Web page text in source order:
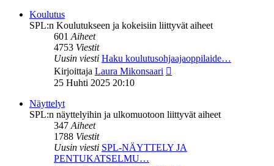
Koulutus
SPL:n Koulutukseen ja kokeisiin liittyvät aiheet
601Aiheet
4753 Viestit
Uusin viesti Haku koulutusohjaajaoppilaide…
Kirjoittaja Laura Mikonsaari
25 Huhti 2025 20:10
Näyttelyt
SPL:n näyttelyihin ja ulkomuotoon liittyvät aiheet
347Aiheet
1788 Viestit
Uusin viesti SPL-NÄYTTELY JA
PENTUKATSELMU…